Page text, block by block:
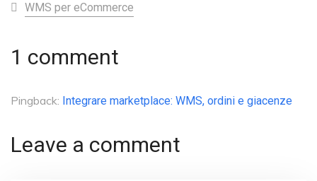
WMS per eCommerce
1 comment
Pingback: Integrare marketplace: WMS, ordini e giacenze
Leave a comment